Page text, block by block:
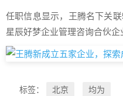
任职信息显示，王腾名下关
星辰好梦企业管理咨询合伙
标签： 北京 均为